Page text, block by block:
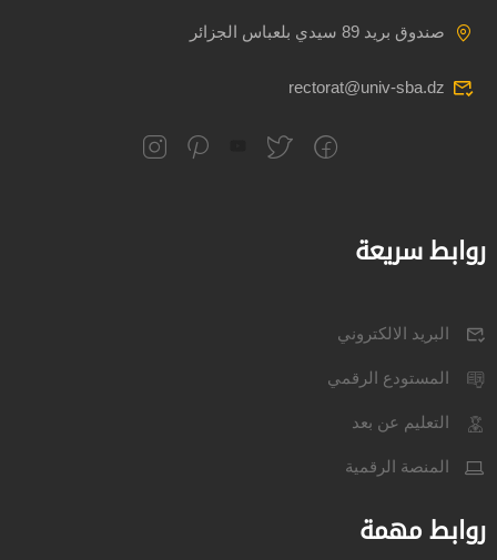
صندوق بريد 89 سيدي بلعباس الجزائر
rectorat@univ-sba.dz
روابط سريعة
البريد الالكتروني
المستودع الرقمي
التعليم عن بعد
المنصة الرقمية
روابط مهمة